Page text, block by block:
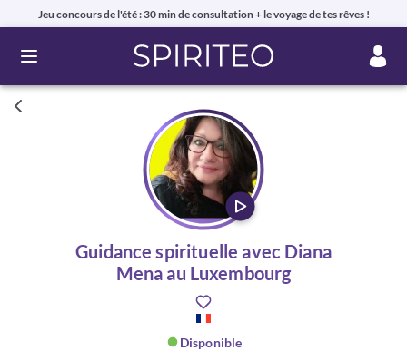
Jeu concours de l'été : 30 min de consultation + le voyage de tes rêves !
Ouvrir le menu
Guidance spirituelle avec Diana
Mena au Luxembourg
Disponible